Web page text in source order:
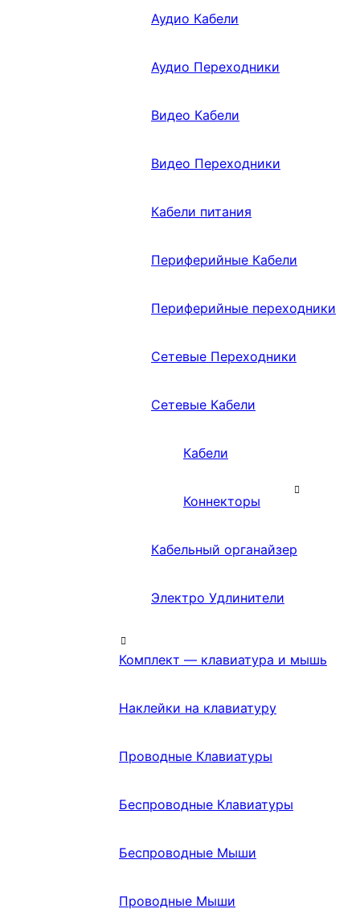
Аудио Кабели
Аудио Переходники
Видео Кабели
Видео Переходники
Кабели питания
Периферийные Кабели
Периферийные переходники
Сетевые Переходники
Сетевые Кабели
Кабели
Коннекторы
Кабельный органайзер
Электро Удлинители
Комплект — клавиатура и мышь
Наклейки на клавиатуру
Проводные Клавиатуры
Беспроводные Клавиатуры
Беспроводные Мыши
Проводные Мыши